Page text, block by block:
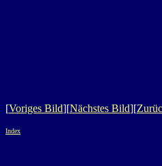
[Voriges Bild][Nächstes Bild][
Index